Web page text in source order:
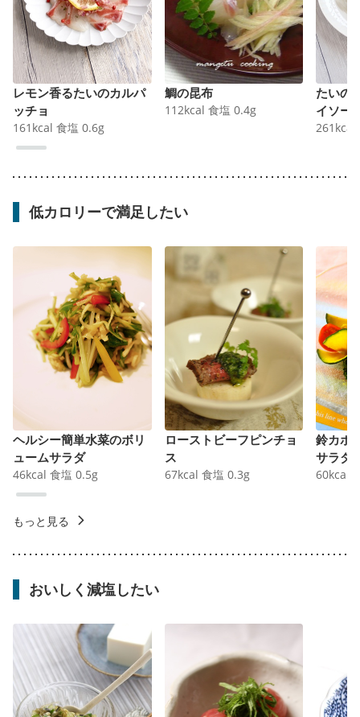
レモン香るたいのカルパ
ッチョ
161 kcal 食塩 0.6g
鯛の昆布
112kcal 食塩 0.4g
たいの
イソー
261 kcal
低カロリーで満足したい
ヘルシー簡単水菜のボリ
ュームサラダ
46kcal 食塩 0.5g
ローストビーフピンチョ
ス
67kcal 食塩 0.3g
鈴カボ
サラダ
60kcal
もっと見る
おいしく減塩したい